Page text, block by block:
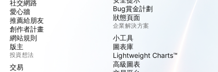
社交網路
愛心牆
推薦給朋友
創作者計畫
網站規則
版主
投資想法
交易
Bug賞金計劃
狀態頁面
企業解決方案
小工具
圖表庫
Lightweight Charts™
高級圖表